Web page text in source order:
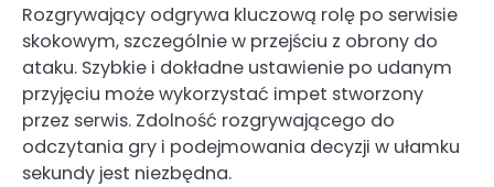
Rozgrywający odgrywa kluczową rolę po serwisie
skokowym, szczególnie w przejściu z obrony do
ataku. Szybkie i dokładne ustawienie po udanym
przyjęciu może wykorzystać impet stworzony
przez serwis. Zdolność rozgrywającego do
odczytania gry i podejmowania decyzji w ułamku
sekundy jest niezbędna.